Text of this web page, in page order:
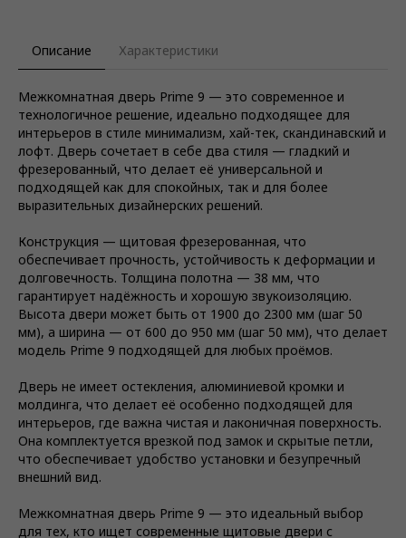
Описание Характеристики
Межкомнатная дверь Prime 9 — это современное и
технологичное решение, идеально подходящее для
интерьеров в стиле минимализм, хай-тек, скандинавский и
лофт. Дверь сочетает в себе два стиля — гладкий и
фрезерованный, что делает её универсальной и
подходящей как для спокойных, так и для более
выразительных дизайнерских решений.
Конструкция — щитовая фрезерованная, что
обеспечивает прочность, устойчивость к деформации и
долговечность. Толщина полотна — 38 мм, что
гарантирует надёжность и хорошую звукоизоляцию.
Высота двери может быть от 1900 до 2300 мм (шаг 50
мм), а ширина — от 600 до 950 мм (шаг 50 мм), что делает
модель Prime 9 подходящей для любых проёмов.
Дверь не имеет остекления, алюминиевой кромки и
молдинга, что делает её особенно подходящей для
интерьеров, где важна чистая и лаконичная поверхность.
Она комплектуется врезкой под замок и скрытые петли,
что обеспечивает удобство установки и безупречный
внешний вид.
Межкомнатная дверь Prime 9 — это идеальный выбор
для тех, кто ищет современные щитовые двери с